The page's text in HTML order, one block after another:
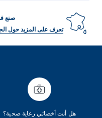
صنع
تعرف على المزيد حول
هل أنت أخصائي رعاية صحية؟